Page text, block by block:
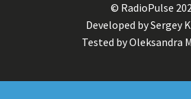
© RadioPulse
Developed by Sergey
Tested by Oleksandra